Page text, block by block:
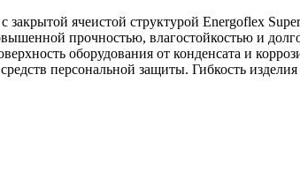
закрытой ячеистой структурой Energoflex
прочностью, влагостойкостью и
оборудования от конденсата и
средств персональной защиты. Гибкость